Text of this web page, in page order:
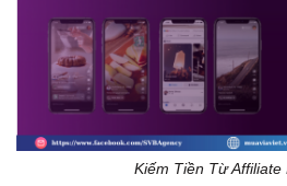
Kiếm Tiền Từ Affiliate